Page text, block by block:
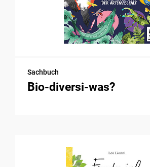
Sachbuch
Bio-diversi-was?